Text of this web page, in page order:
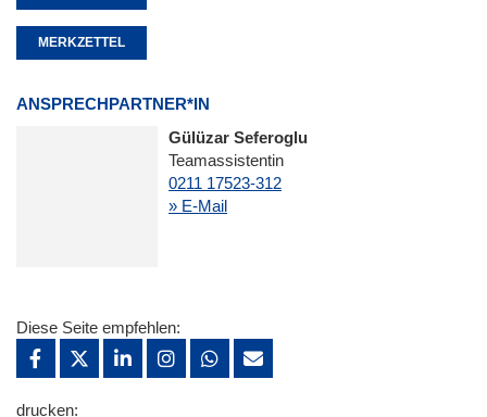
MERKZETTEL
ANSPRECHPARTNER*IN
Gülüzar Seferoglu
Teamassistentin
0211 17523-312
» E-Mail
Diese Seite empfehlen:
drucken: